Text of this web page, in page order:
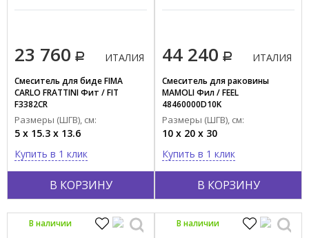
23 760
В КОРЗИНУ
ИТАЛИЯ
Смеситель для биде FIMA
CARLO FRATTINI Фит / FIT
F3382CR
Размеры (ШГВ), см:
5 x 15.3 x 13.6
Купить в 1 клик
44 240
В КОРЗИНУ
ИТАЛИЯ
Смеситель для раковины
MAMOLI Фил / FEEL
48460000D10K
Размеры (ШГВ), см:
10 x 20 x 30
Купить в 1 клик
В наличии В наличии